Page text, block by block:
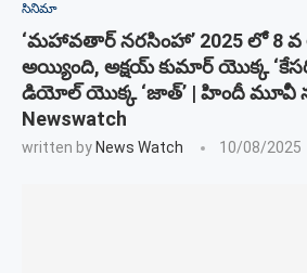
సినిమా
‘మహావతార్ నరసింహా’ 2025 లో 8
అయ్యింది, అక్షయ్ కుమార్ యొక్క
డియోల్ యొక్క ‘జాత్’ | హిందీ మూవీ
Newswatch
written by News Watch 10/08/2025